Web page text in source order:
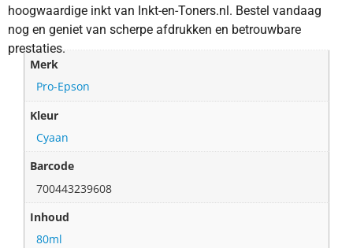
hoogwaardige inkt van Inkt-en-Toners.nl. Bestel vandaag
nog en geniet van scherpe afdrukken en betrouwbare
prestaties.
Merk
Pro-Epson
Kleur
Cyaan
Barcode
700443239608
Inhoud
80ml